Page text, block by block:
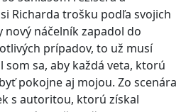
Richarda trošku podľa svojich
nový náčelník zapadol do
prípadov, to už musí
som sa, aby každá veta, ktorú
pokojne aj mojou. Zo scenára
s autoritou, ktorú získal